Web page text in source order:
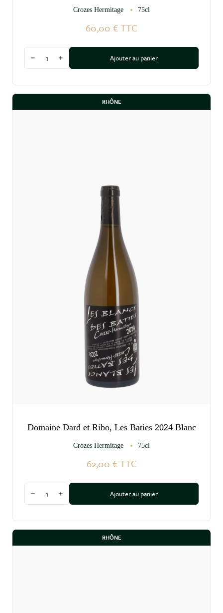
Crozes Hermitage 75cl
60,00 €TTC
Diminuer la quantité
Augmenter la quantitéAjouter au panier
RHÔNE
Domaine Dard et Ribo, Les Baties 2024 Blanc
Crozes Hermitage 75cl
62,00 € TTC
Diminuer la quantité
Augmenter la quantitéAjouter au panier
RHÔNE